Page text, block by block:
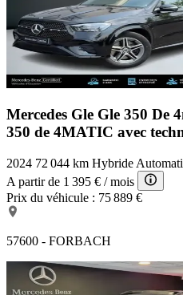
Mercedes Gle Gle 350 De
350 de 4MATIC avec
2024 72 044 km Hybride
A partir de 1 395 € / mois
Prix du véhicule : 75 889 €
57600 - FORBACH